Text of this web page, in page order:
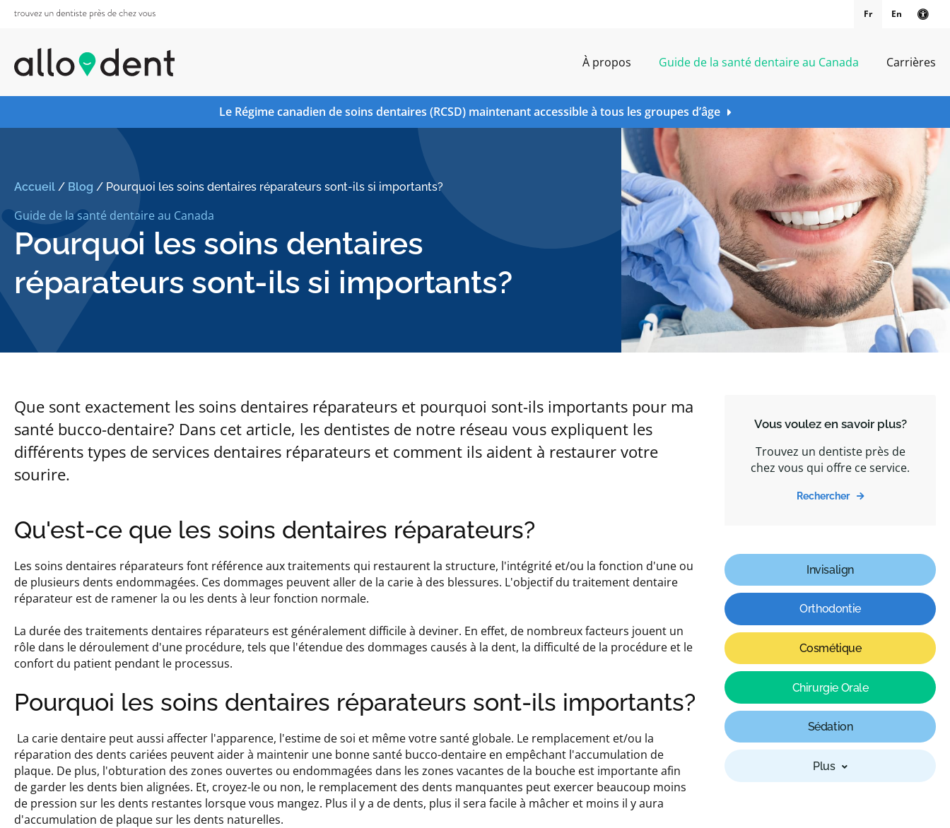
Fr En
À propos Guide de la santé dentaire au Canada Carrières
Le Régime canadien de soins dentaires (RCSD) maintenant accessible à tous les groupes d’âge
Accueil / Blog / Pourquoi les soins dentaires réparateurs sont-ils si importants?
Guide de la santé dentaire au Canada
Pourquoi les soins dentaires
réparateurs sont-ils si importants?
Que sont exactement les soins dentaires réparateurs et pourquoi sont-ils importants pour ma
santé bucco-dentaire? Dans cet article, les dentistes de notre réseau vous expliquent les
différents types de services dentaires réparateurs et comment ils aident à restaurer votre
sourire.
Qu'est-ce que les soins dentaires réparateurs?
Les soins dentaires réparateurs font référence aux traitements qui restaurent la structure, l'intégrité et/ou la fonction d'une ou
de plusieurs dents endommagées. Ces dommages peuvent aller de la carie à des blessures. L'objectif du traitement dentaire
réparateur est de ramener la ou les dents à leur fonction normale.
La durée des traitements dentaires réparateurs est généralement difficile à deviner. En effet, de nombreux facteurs jouent un
rôle dans le déroulement d'une procédure, tels que l'étendue des dommages causés à la dent, la difficulté de la procédure et le
confort du patient pendant le processus.
Pourquoi les soins dentaires réparateurs sont-ils importants?
La carie dentaire peut aussi affecter l'apparence, l'estime de soi et même votre santé globale. Le remplacement et/ou la
réparation des dents cariées peuvent aider à maintenir une bonne santé bucco-dentaire en empêchant l'accumulation de
plaque. De plus, l'obturation des zones ouvertes ou endommagées dans les zones vacantes de la bouche est importante afin
de garder les dents bien alignées. Et, croyez-le ou non, le remplacement des dents manquantes peut exercer beaucoup moins
de pression sur les dents restantes lorsque vous mangez. Plus il y a de dents, plus il sera facile à mâcher et moins il y aura
d'accumulation de plaque sur les dents naturelles.
Vous voulez en savoir plus?
Trouvez un dentiste près de
chez vous qui offre ce service.
Rechercher
Invisalign
Orthodontie
Cosmétique
Chirurgie Orale
Sédation
Plus